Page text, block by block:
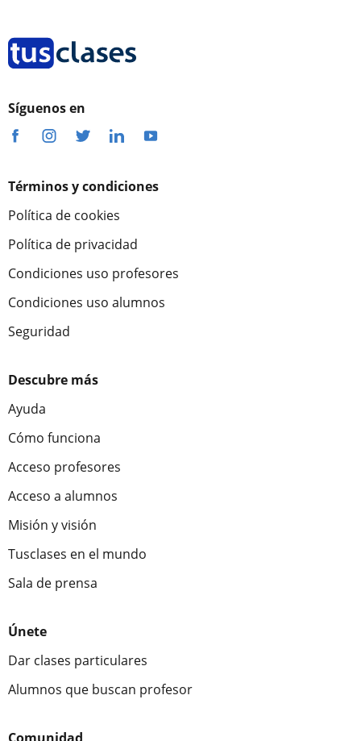
Síguenos en
Términos y condiciones
Política de cookies
Política de privacidad
Condiciones uso profesores
Condiciones uso alumnos
Seguridad
Descubre más
Ayuda
Cómo funciona
Acceso profesores
Acceso a alumnos
Misión y visión
Tusclases en el mundo
Sala de prensa
Únete
Dar clases particulares
Alumnos que buscan profesor